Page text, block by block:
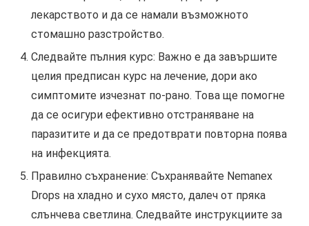
лекарството и да се намали възможното
стомашно разстройство.
Следвайте пълния курс: Важно е да завършите
целия предписан курс на лечение, дори ако
симптомите изчезнат по-рано. Това ще помогне
да се осигури ефективно отстраняване на
паразитите и да се предотврати повторна поява
на инфекцията.
Правилно съхранение: Съхранявайте Nemanex
Drops на хладно и сухо място, далеч от пряка
слънчева светлина. Следвайте инструкциите за